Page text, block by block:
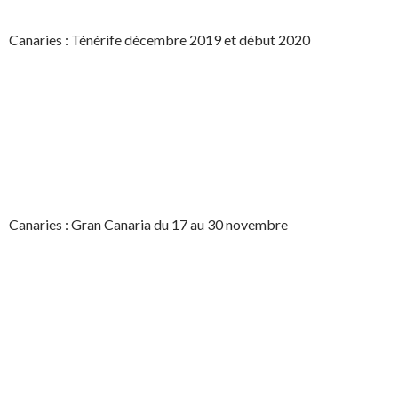
Canaries : Ténérife décembre 2019 et début 2020
Canaries : Gran Canaria du 17 au 30 novembre